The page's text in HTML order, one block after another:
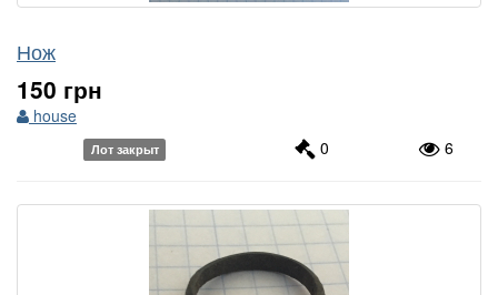
Нож
150 грн
house
Лот закрыт 0 6